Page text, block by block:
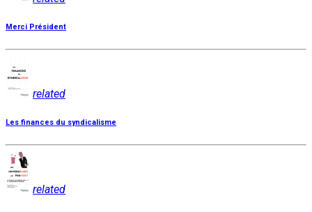
Merci Président
related
Les finances du syndicalisme
related